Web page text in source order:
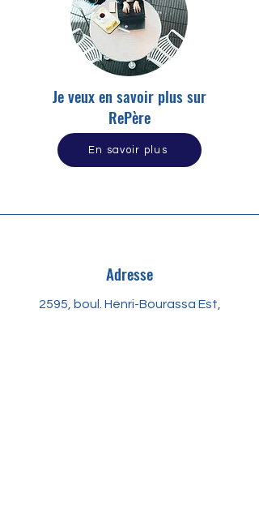
Je veux en savoir plus sur
RePère
En savoir plus
Adresse
2595, boul. Henri-Bourassa Est,